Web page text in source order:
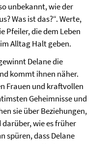
unbekannt, wie der
Was ist das?“. Werte,
Pfeiler, die dem Leben
Alltag Halt geben.
Delane die
kommt ihnen näher.
Frauen und kraftvollen
Geheimnisse und
sie über Beziehungen,
wie es früher
spüren, dass Delane